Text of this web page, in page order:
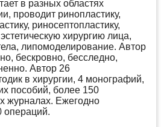
в разных областях
проводит ринопластику,
риносептопластику,
хирургию лица,
липомоделирование. Автор
бескровно, бесследно,
Автор 26
в хирургии, 4 монографий,
пособий, более 150
журналах. Ежегодно
операций.